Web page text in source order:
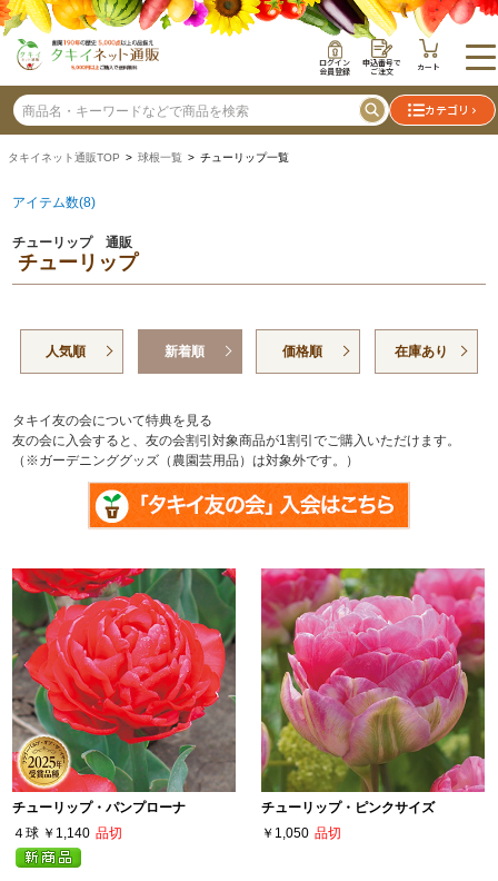
ログイン
会員登録
申込番号で
ご注文 カート
カテゴリ
タキイネット通販TOP > 球根一覧 > チューリップ一覧
アイテム数(8)
チューリップ 通販
チューリップ
人気順 新着順 価格順 在庫あり
タキイ友の会について特典を見る
友の会に入会すると、友の会割引対象商品が1割引でご購入いただけます。
（※ガーデニンググッズ（農園芸用品）は対象外です。）
チューリップ・パンプローナ
４球 ￥1,140 品切
チューリップ・ピンクサイズ
￥1,050 品切